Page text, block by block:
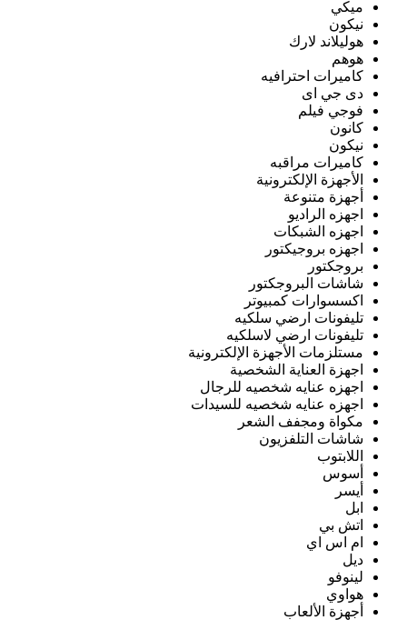
ميكي
نيكون
هوليلاند لارك
هوهم
كاميرات احترافيه
دى جي اى
فوجي فيلم
كانون
نيكون
كاميرات مراقبه
الأجهزة الإلكترونية
أجهزة متنوعة
اجهزه الراديو
اجهزه الشبكات
اجهزه بروجيكتور
بروجكتور
شاشات البروجكتور
اكسسوارات كمبيوتر
تليفونات ارضي سلكيه
تليفونات ارضي لاسلكيه
مستلزمات الأجهزة الإلكترونية
اجهزة العناية الشخصية
اجهزه عنايه شخصيه للرجال
اجهزه عنايه شخصيه للسيدات
مكواة ومجفف الشعر
شاشات التلفزيون
اللابتوب
أسوس
أيسر
ابل
اتش بي
ام اس اي
ديل
لينوفو
هواوي
أجهزة الألعاب